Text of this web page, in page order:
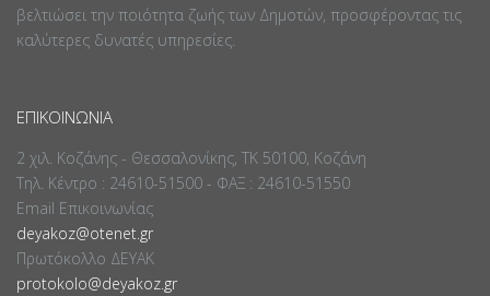
βελτιώσει την ποιότητα ζωής των Δημοτών, προσφέροντας τις
καλύτερες δυνατές υπηρεσίες.
ΕΠΙΚΟΙΝΩΝΊΑ
2 χιλ. Κοζάνης - Θεσσαλονίκης, ΤΚ 50100, Κοζάνη
Τηλ. Κέντρο : 24610-51500 - ΦΑΞ : 24610-51550
Email Επικοινωνίας
deyakoz@otenet.gr
Πρωτόκολλο ΔΕΥΑΚ
protokolo@deyakoz.gr